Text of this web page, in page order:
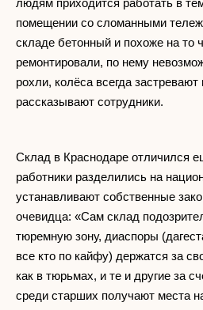
людям приходится работать в
помещении со сломанными
складе бетонный и похоже на то
ремонтировали, по нему
рохли, колёса всегда
рассказывают сотрудники.
Склад в Краснодаре отличился
работники разделились на
устанавливают собственные
очевидца: «Сам склад
тюремную зону, диаспоры
все кто по кайфу) держатся за
как в тюрьмах, и те и другие за
среди старших получают места